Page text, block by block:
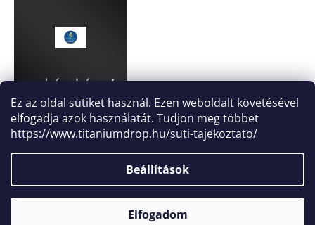
Ez az oldal sütiket használ. Ezen weboldalt követésével
elfogadja azok használatát. Tudjon meg többet
https://www.titaniumdrop.hu/suti-tajekoztato/
Beállítások
Elfogadom